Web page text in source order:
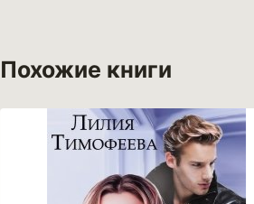
Похожие книги